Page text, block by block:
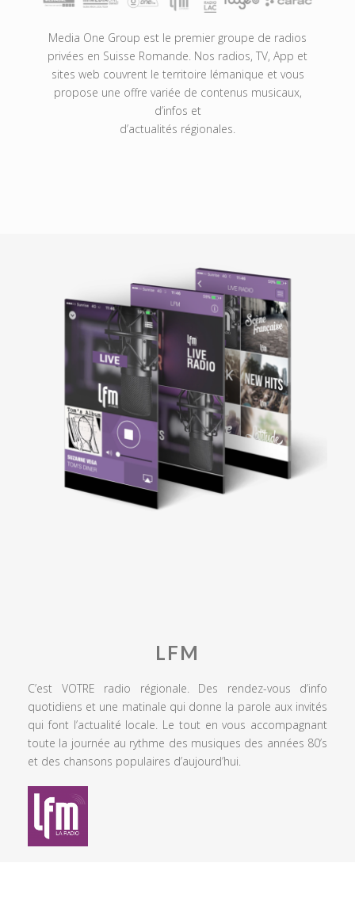
Media One Group est le premier groupe de radios
privées en Suisse Romande. Nos radios, TV, App et
sites web couvrent le territoire lémanique et vous
propose une offre variée de contenus musicaux,
d’infos et
d’actualités régionales.
LFM
C’est VOTRE radio régionale. Des rendez-vous d’info
quotidiens et une matinale qui donne la parole aux invités
qui font l’actualité locale. Le tout en vous accompagnant
toute la journée au rythme des musiques des années 80’s
et des chansons populaires d’aujourd’hui.